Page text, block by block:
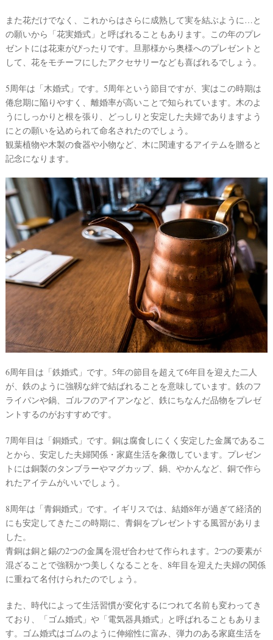
また花だけでなく、これからはさらに成熟して実を結ぶように…と
の願いから「花実婚式」と呼ばれることもあります。この年のプレ
ゼントには花束がぴったりです。旦那様から奥様へのプレゼントと
して、花をモチーフにしたアクセサリーなども喜ばれるでしょう。
5周年は「木婚式」です。5周年という節目ですが、実はこの時期は
倦怠期に陥りやすく、離婚率が高いことで知られています。木のよ
うにしっかりと根を張り、どっしりと安定した夫婦でありますよう
にとの願いを込められて命名されたのでしょう。
観葉植物や木製の食器や小物など、木に関連するアイテムを贈ると
記念になります。
6周年目は「鉄婚式」です。5年の節目を超えて6年目を迎えた二人
が、鉄のように強靱な絆で結ばれることを意味しています。鉄のフ
ライパンや鍋、ゴルフのアイアンなど、鉄にちなんだ品物をプレゼ
ントするのがおすすめです。
7周年目は「銅婚式」です。銅は腐食しにくく安定した金属であるこ
とから、安定した夫婦関係・家庭生活を象徴しています。プレゼン
トには銅製のタンブラーやマグカップ、鍋、やかんなど、銅で作ら
れたアイテムがいいでしょう。
8周年は「青銅婚式」です。イギリスでは、結婚8年が過ぎて経済的
にも安定してきたこの時期に、青銅をプレゼントする風習がありま
した。
青銅は銅と錫の2つの金属を混ぜ合わせて作られます。2つの要素が
混ざることで強靱かつ美しくなることを、8年目を迎えた夫婦の関係
に重ねて名付けられたのでしょう。
また、時代によって生活習慣が変化するにつれて名前も変わってき
ており、「ゴム婚式」や「電気器具婚式」と呼ばれることもありま
す。ゴム婚式はゴムのように伸縮性に富み、弾力のある家庭生活を